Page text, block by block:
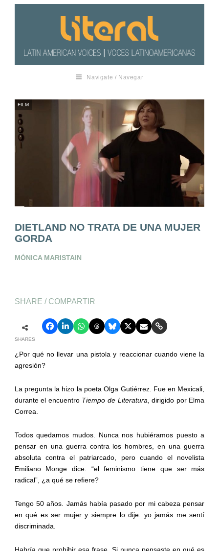
Navigate / Navegar
FILM
DIETLAND NO TRATA DE UNA MUJER
GORDA
MÓNICA MARISTAIN
SHARE / COMPARTIR
SHARES
¿Por qué no llevar una pistola y reaccionar cuando viene la
agresión?
La pregunta la hizo la poeta Olga Gutiérrez. Fue en Mexicali,
durante el encuentro Tiempo de Literatura , dirigido por Elma
Correa.
Todos quedamos mudos. Nunca nos hubiéramos puesto a
pensar en una guerra contra los hombres, en una guerra
absoluta contra el patriarcado, pero cuando el novelista
Emiliano Monge dice: “el feminismo tiene que ser más
radical”, ¿a qué se refiere?
Tengo 50 años. Jamás había pasado por mi cabeza pensar
en qué es ser mujer y siempre lo dije: yo jamás me sentí
discriminada.